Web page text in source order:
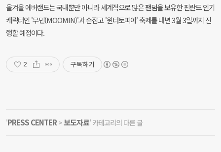
올겨울 에버랜드는 국내뿐만 아니라 세계적으로 많은 팬덤을 보유한 핀란드 인기
캐릭터인 '무민(MOOMIN)'과 손잡고 '윈터토피아' 축제를 내년 3월 3일까지 진
행할 예정이다.
2 구독하기
'PRESS CENTER >보도자료' 카테고리의 다른 글